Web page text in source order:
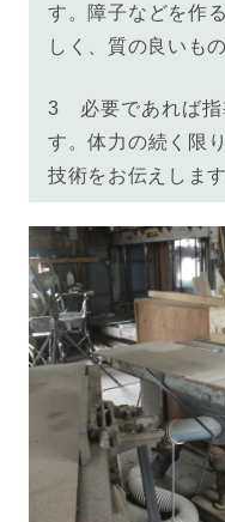
す。障子などを作
しく、質の良いも
3 必要であれば
す。体力の続く限
技術をお伝えします